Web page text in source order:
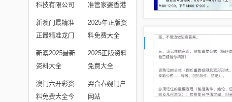
科技有限公司
准管家婆香港
新澳门最精准
正最精准龙门
2025年正版资
料免费大全
新澳2025最新
资料大全
2025正版资料
免费大全
澳门六开彩资
料免费大全今
羿合春婉门户
网站